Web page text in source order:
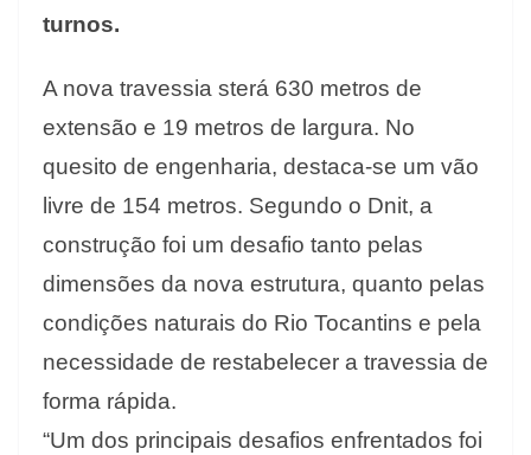
turnos.
A nova travessia sterá 630 metros de
extensão e 19 metros de largura. No
quesito de engenharia, destaca-se um vão
livre de 154 metros. Segundo o Dnit, a
construção foi um desafio tanto pelas
dimensões da nova estrutura, quanto pelas
condições naturais do Rio Tocantins e pela
necessidade de restabelecer a travessia de
forma rápida.
“Um dos principais desafios enfrentados foi